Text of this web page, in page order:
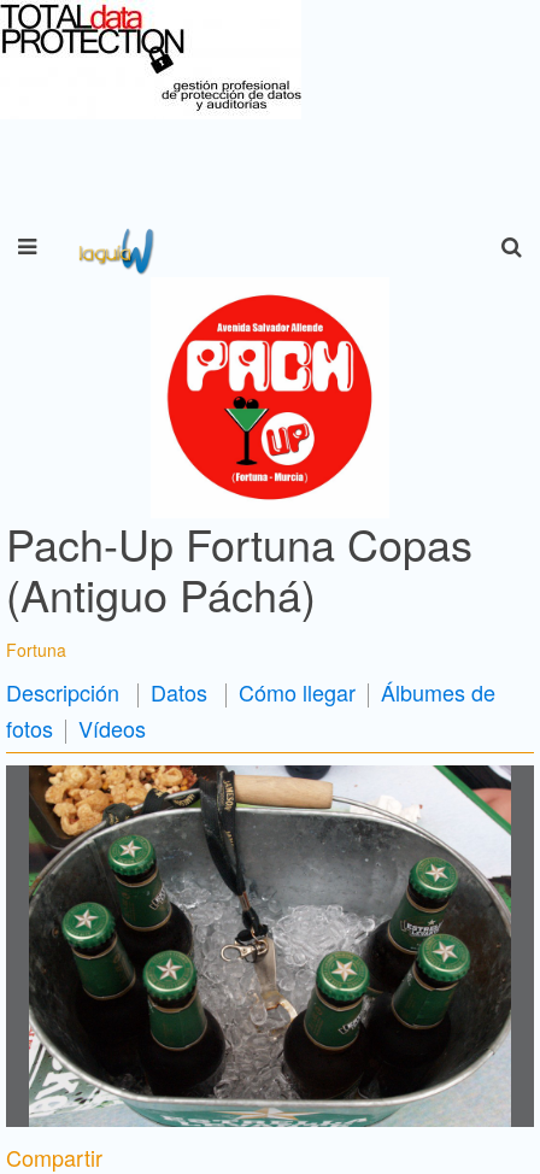
Pach-Up Fortuna Copas
(Antiguo Páchá)
Fortuna
Descripción Datos Cómo llegar
Álbumes de
fotos
Vídeos
Compartir